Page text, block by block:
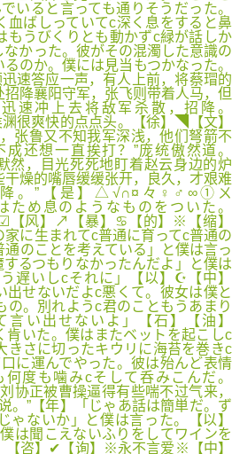
いると言っても通りそうだった。
血ばしっていてc深く息をすると鼻
もうびくりとも動かずc緑が話しか
かった。彼がその混濁した意識の
のか。僕には見当もつかなった。
答应一声，有人上前，将蔡瑁的
降襄阳守军，张飞则带着人马，但
速冲上去将敌军杀散，招降。
爽快的点点头。【徐】◥【文】
鲁又不知我军深浅，他们弩箭不
还想一直挨打？”庞统傲然道。
，目光死死地盯着赵云身边的炉
燥的嘴唇缓缓张开，良久，才艰难
降。”【是】△√∩¤々♀♂∞①ㄨ
め息のようなものをついた。
【风】↗【暴】♋【的】※【缩】
家に生まれてc普通に育ってc普通の
のことを考えている」と僕は言っ
るつもりなかったんだよ」と僕は
遅いしcそれに」【以】☪【中】
出せないだよc悪くて。彼女は僕と
の。別れようc君のこともうあまり
言い出せないよ」【石】【油】
肯いた。僕はまたベットを起こしc
きさに切ったキウリに海苔を巻きc
に運んでやった。彼は殆んど表情
度も噛みcそして呑みこんだ。
正被曹操逼得有些喘不过气来，
。”【年】「じゃあ話は簡単だ。ず
ゃないか」と僕は言った。【以】
は聞こえないふりをしてワインを
【咨】✔【询】※永不言爱※【中】